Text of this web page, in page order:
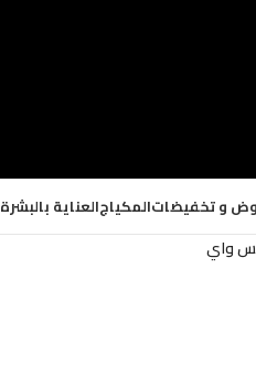
و تخفيضاتالمكياجالعناية بالبشرة
واي